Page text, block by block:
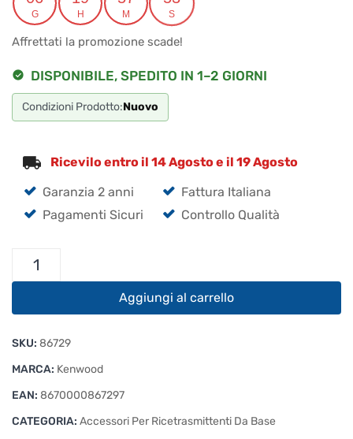
era:
€235.00.
è:
€218.55.
G H M S
Affrettati la promozione scade!
DISPONIBILE, SPEDITO IN 1–2 GIORNI
Condizioni Prodotto:Nuovo
Ricevilo entro il 14 Agosto e il 19 Agosto
Garanzia 2 anni
Fattura Italiana
Pagamenti Sicuri
Controllo Qualità
Kenwood
TCXO
quantità
Aggiungi al carrello
SKU: 86729
MARCA: Kenwood
EAN: 8670000867297
CATEGORIA: Accessori Per Ricetrasmittenti Da Base